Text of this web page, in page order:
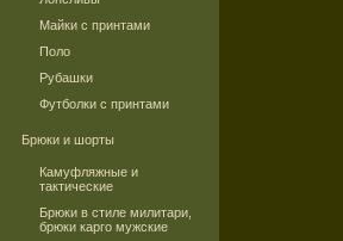
Майки с принтами
Поло
Рубашки
Футболки с принтами
Брюки и шорты
Камуфляжные и
тактические
Брюки в стиле милитари,
брюки карго мужские